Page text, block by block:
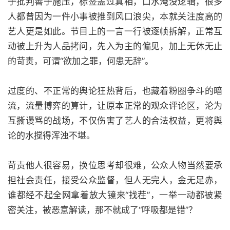
人都曾因为一件小事被推到风口浪尖，本就关注度高的
艺人更是如此。节目上的一言一行被逐帧拆解，正常互
动被上升为人品拷问，先入为主的偏见，加上无休无止
的苛责，可谓“欲加之罪，何患无辞”。
过度的、不正常的舆论狂热背后，也藏着粉圈争斗的暗
流，流量博弈的算计，让原本正常的观众评论区，沦为
互撕谩骂的战场，不仅伤害了艺人的合法权益，更将舆
论的水搅得浑浊不堪。
苛责他人很容易，换位思考却很难，公众人物当然要承
担社会责任，接受公众监督，但人无完人，金无足赤，
谁都经不起全网拿着放大镜来“找茬”，一举一动都被紧
密关注，被恶意解读，那不就成了“呼吸都是错”？